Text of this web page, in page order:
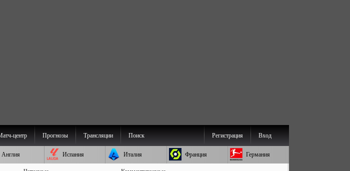
центр Прогнозы Трансляции Поиск Вход
Регистрация
Англия Испания Италия Франция Германия